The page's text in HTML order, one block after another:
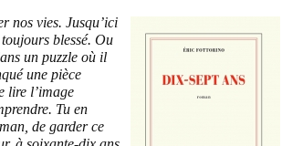
nos vies. Jusqu’ici
blessé. Ou
un puzzle où il
une pièce
lire l’image
Tu en
de garder ce